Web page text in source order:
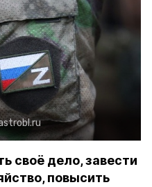
своё дело, завести
повысить